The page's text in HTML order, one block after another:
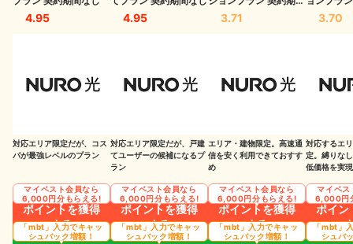
4.95
対応エリア限定だが、コス
パが最強レベルのプラン
ポイントを獲得
する
マイベスト会員なら
6,000円分もらえる!
「mbt」入力でキャッ
シュバック増額！
4.95
対応エリア限定だが、戸建
てユーザーの候補になるプ
ラン
ポイントを獲得
する
マイベスト会員なら
6,000円分もらえる!
「mbt」入力でキャッ
シュバック増額！
なし3.71
エリア・建物限定。高速通
信を安く利用できておすす
め
ポイントを獲得
する
マイベスト会員なら
6,000円分もらえる!
「mbt」入力でキャッ
シュバック増額！
し3.70
対応するエ
定。縛りな
低価格を実現
ポイン
マイベス
6,000円
「mbt」
シュバ